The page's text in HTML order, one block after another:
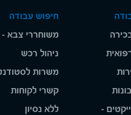
-
חיפוש עבודה
משוחררי צבא
ניהול רכש
משרות
קשרי לקוחות
ללא נסיון